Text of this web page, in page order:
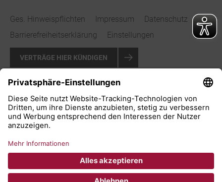
Ges. Hinweispflichten Impressum
Datenschutz
Barrierefreiheitserklärung
Einstellungen
VERTRÄGE HIER KÜNDIGEN
VERTRAG WIDERRUFEN
© 2026 Stadtwerke Bad Salzuflen GmbH